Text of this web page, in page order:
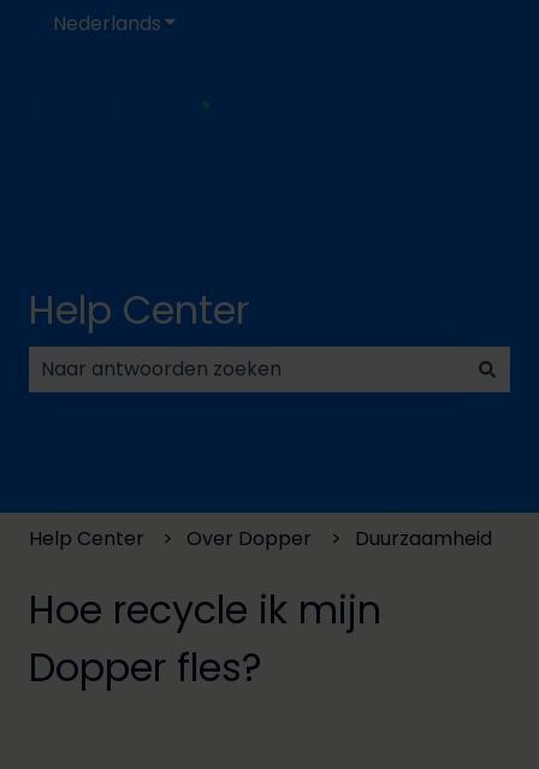
NederlandsSubmenu tonen voor vertalingen
Help Center
Help Center Over Dopper Duurzaamheid
Hoe recycle ik mijn
Dopper fles?